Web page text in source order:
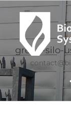
green-silo-